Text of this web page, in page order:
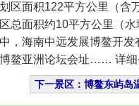
区面积122平方公里（含
总面积约10平方公里（
，海南中远发展博鳌开
鳌亚洲论坛会址…… 详细
下一景区：博鳌东屿岛